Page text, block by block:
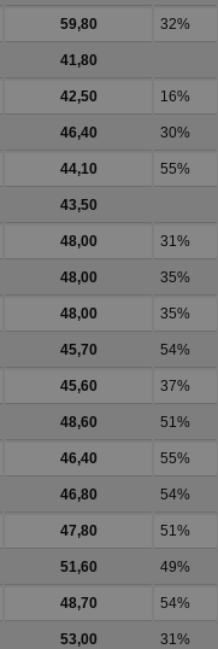
59,80 32%
41,80
42,50 16%
46,40 30%
44,10 55%
43,50
48,00 31%
48,00 35%
48,00 35%
45,70 54%
45,60 37%
48,60 51%
46,40 55%
46,80 54%
47,80 51%
51,60 49%
48,70 54%
53,00 31%